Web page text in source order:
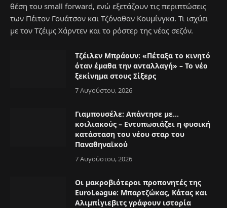
θέση του small forward, ενώ εξετάζουν τις περιπτώσεις
των Πέιτον Γουάτσον και Τζόναθαν Κουμίνγκα. Τι ισχύει
με τον Τζέιμς Χάρντεν και το ρόστερ της νέας σεζόν.
Τζέιλεν Μπράουν: «Πέταξα το κινητό
όταν έμαθα την ανταλλαγή» – Το νέο
ξεκίνημα στους Σίξερς
7 Αυγούστου, 2026
Γιαμπουσέλε: Απάντησε με…
κοιλιακούς – Εντυπωσιάζει η φυσική
κατάσταση του νέου σταρ του
Παναθηναϊκού
7 Αυγούστου, 2026
Οι μακροβιότεροι προπονητές της
EuroLeague: Μπαρτζώκας, Κάτας και
Αλιμπίγιεβιτς γράφουν ιστορία